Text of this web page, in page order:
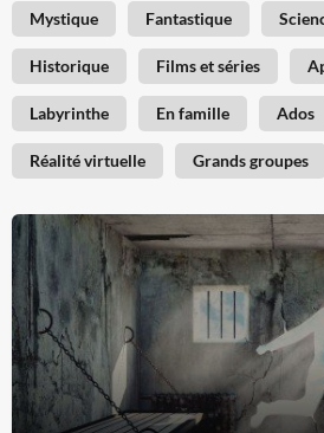
Mystique Fantastique
Historique Films et séries
Labyrinthe En famille Ados
Réalité virtuelle Grands groupes